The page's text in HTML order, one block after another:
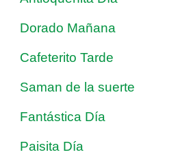
Dorado Mañana
Cafeterito Tarde
Saman de la suerte
Fantástica Día
Paisita Día